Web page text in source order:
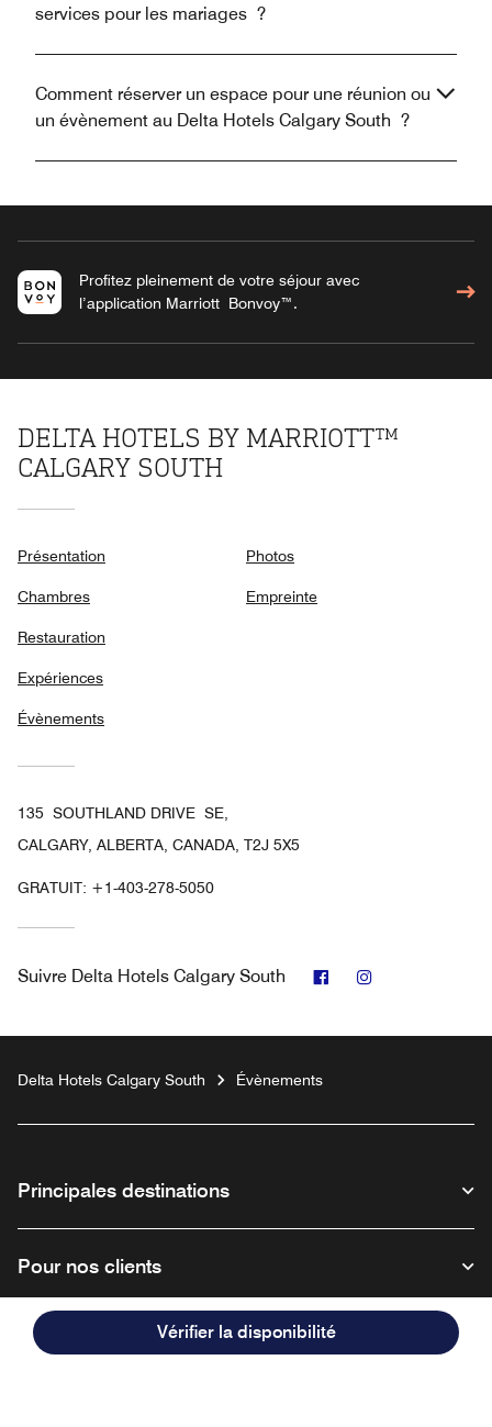
Vérifier la disponibilité
services pour les mariages ?
Comment réserver un espace pour une réunion ou
un évènement au Delta Hotels Calgary South ?
Profitez pleinement de votre séjour avec
l’application Marriott Bonvoy™.
DELTA HOTELS BY MARRIOTT™
CALGARY SOUTH
Présentation
Chambres
Restauration
Expériences
Évènements
Photos
Empreinte
135 SOUTHLAND DRIVE SE,
CALGARY, ALBERTA, CANADA, T2J 5X5
GRATUIT: +1-403-278-5050
Suivre Delta Hotels Calgary South Facebook
Delta Hotels Calgary South Évènements
Principales destinations
Pour nos clients
Notre entreprise